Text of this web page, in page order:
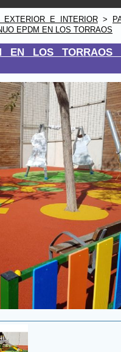
EXTERIOR E INTERIOR>
EPDM EN LOS TORRAOS
EN LOS